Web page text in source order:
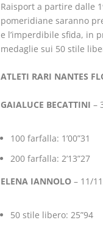
Raisport a partire dalle
pomeridiane saranno
e l’imperdibile sfida, in
medaglie sui 50 stile
ATLETI RARI NANTES
GAIALUCE BECATTINI –
100 farfalla: 1’00”31
200 farfalla: 2’13”27
ELENA IANNOLO– 11/
50 stile libero: 25”94